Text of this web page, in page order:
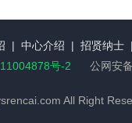
| 中心介绍 | 招贤纳士 |
号-2 公网安备
All Right